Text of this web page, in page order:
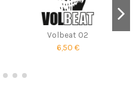
Volbeat 02
6,50 €